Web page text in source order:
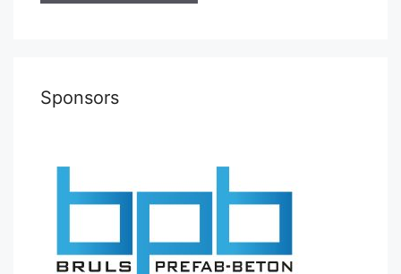
Sponsors